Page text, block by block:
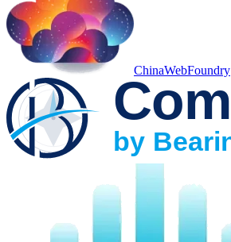
ChinaWebFoundry